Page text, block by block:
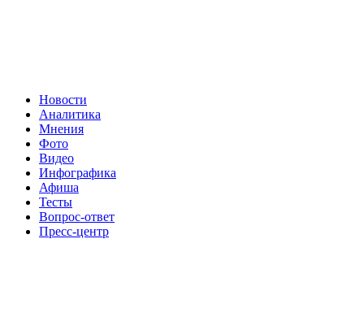
Новости
Аналитика
Мнения
Фото
Видео
Инфографика
Афиша
Тесты
Вопрос-ответ
Пресс-центр